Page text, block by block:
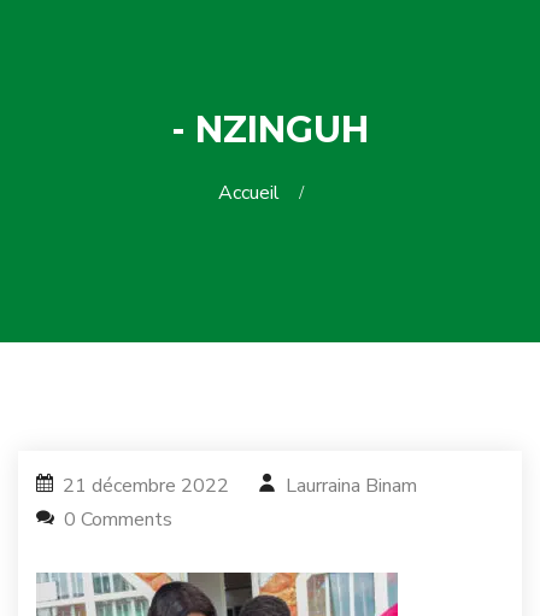
- NZINGUH
Accueil
21 décembre 2022
Laurraina Binam
0 Comments